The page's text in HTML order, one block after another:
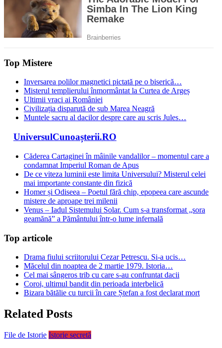
Top Mistere
Inversarea polilor magnetici pictată pe o biserică…
Misterul templierului înmormântat la Curtea de Argeș
Ultimii vraci ai României
Civilizația disparută de sub Marea Neagră
Muntele sacru al dacilor despre care au scris Jules…
UniversulCunoașterii.RO
Căderea Cartaginei în mâinile vandalilor – momentul care a
condamnat Imperiul Roman de Apus
De ce viteza luminii este limita Universului? Misterul celei
mai importante constante din fizică
Homer și Odiseea – Poetul fără chip, epopeea care ascunde
mistere de aproape trei milenii
Venus – Iadul Sistemului Solar. Cum s-a transformat „sora
geamănă” a Pământului într-o lume infernală
Top articole
Drama fiului scriitorului Cezar Petrescu. Si-a ucis…
Măcelul din noaptea de 2 martie 1979. Istoria…
Cel mai sângeros trib cu care s-au confruntat dacii
Coroi, ultimul bandit din perioada interbelică
Bizara bătălie cu turcii în care Ștefan a fost declarat mort
Related Posts
File de Istorie Istorie secretă